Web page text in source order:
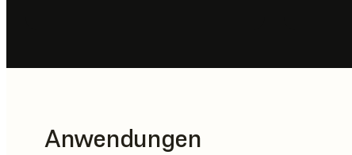
Anwendungen